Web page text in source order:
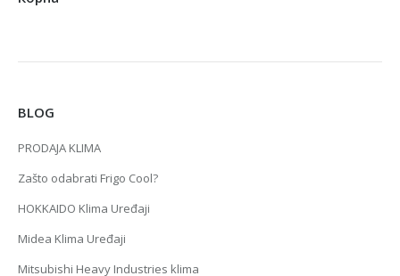
BLOG
PRODAJA KLIMA
Zašto odabrati Frigo Cool?
HOKKAIDO Klima Uređaji
Midea Klima Uređaji
Mitsubishi Heavy Industries klima